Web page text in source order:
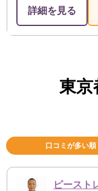
詳細を見る
東京
口コミが多い順
ピースト